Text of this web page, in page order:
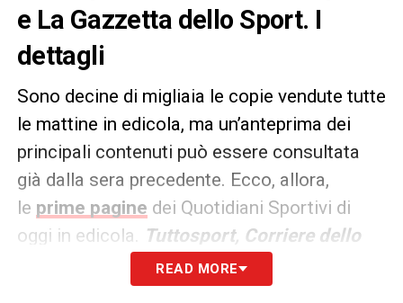
e La Gazzetta dello Sport. I
dettagli
Sono decine di migliaia le copie vendute tutte
le mattine in edicola, ma un’anteprima dei
principali contenuti può essere consultata
già dalla sera precedente. Ecco, allora,
le prime pagine dei Quotidiani Sportivi di
oggi in edicola.
Tuttosport, Corriere dello
Sport e La Gazzetta dello
rappresentano i principali quotidiani
READ MORE